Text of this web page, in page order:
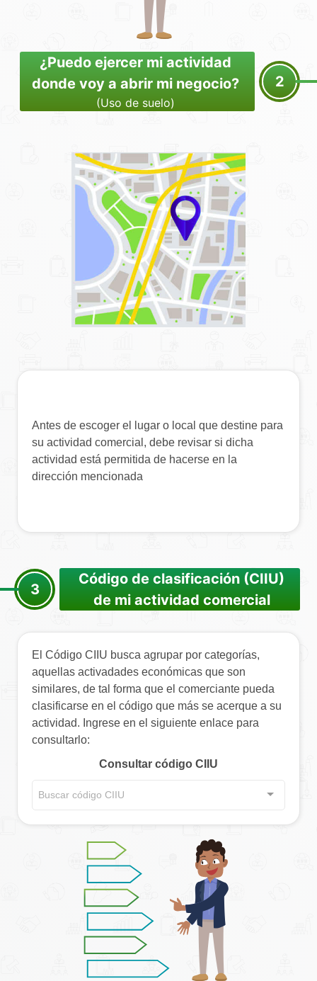
¿Puedo ejercer mi actividad
donde voy a abrir mi negocio?
(Uso de suelo)
2
Antes de escoger el lugar o local que destine para
su actividad comercial, debe revisar si dicha
actividad está permitida de hacerse en la
dirección mencionada
3
Código de clasificación (CIIU)
de mi actividad comercial
El Código CIIU busca agrupar por categorías,
aquellas activadades económicas que son
similares, de tal forma que el comerciante pueda
clasificarse en el código que más se acerque a su
actividad. Ingrese en el siguiente enlace para
consultarlo:
Consultar código CIIU
Buscar código CIIU